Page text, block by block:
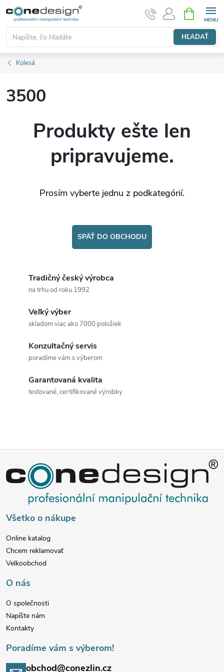
Prejsť
obsah
HĽADAŤ
KOŠÍK
Kolesá
3500
Produkty ešte len
pripravujeme.
Prosím vyberte jednu z podkategórií.
SPÄŤ DO OBCHODU
Tradičný český výrobca
na trhu od roku 1992
Veľký výber
skladom viac ako 7000 položiek
Konzultačný servis
poradíme vám s výberom
Garantovaná kvalita
testované, certifikované výrobky
á
p
ä
t
e
Všetko o nákupe
Online katalog
Chcem reklamovať
Velkoobchod
O nás
O společnosti
Napíšte nám
Kontakty
Poradíme vám s výberom!
obchod@conezlin.cz